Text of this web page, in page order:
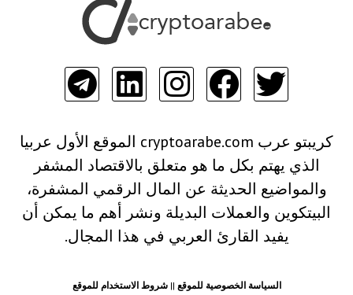
كريبتو عرب cryptoarabe.com الموقع الأول عربيا
الذي يهتم بكل ما هو متعلق بالاقتصاد المشفر
والمواضيع الحديثة عن المال الرقمي المشفرة،
البيتكوين والعملات البديلة ونشر أهم ما يمكن أن
يفيد القارئ العربي في هذا المجال.
السياسة الخصوصية للموقع ||شروط الاستخدام للموقع